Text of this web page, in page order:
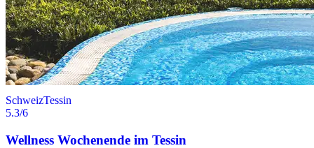
SchweizTessin
5.3/6
Wellness Wochenende im Tessin